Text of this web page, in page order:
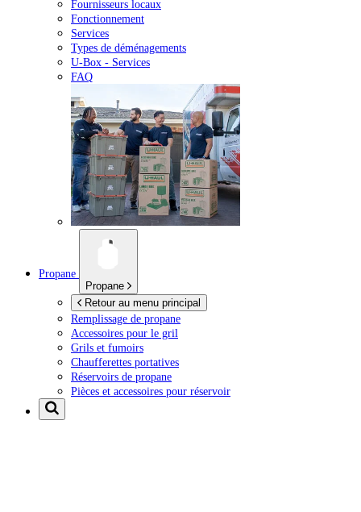
Fournisseurs locaux
Fonctionnement
Services
Types de déménagements
U-Box - Services
FAQ
Propane
Propane
Retour au menu principal
Remplissage de propane
Accessoires pour le gril
Grils et fumoirs
Chaufferettes portatives
Réservoirs de propane
Pièces et accessoires pour réservoir